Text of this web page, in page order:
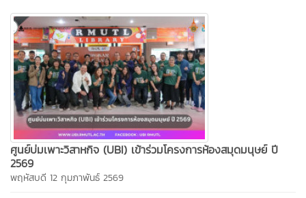
ศูนย์บ่มเพาะวิสาหกิจ (UBI) เข้าร่วมโครงการห้องสมุดมนุษย์ ปี
2569
พฤหัสบดี 12 กุมภาพันธ์ 2569